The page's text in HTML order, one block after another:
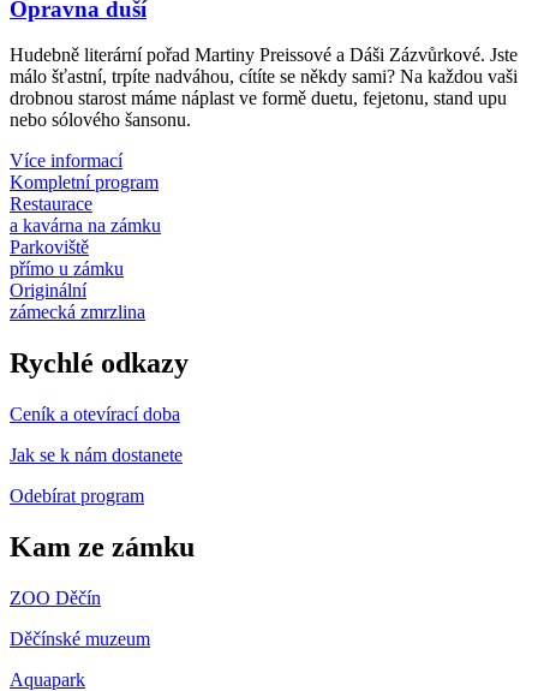
Opravna duší
Hudebně literární pořad Martiny Preissové a Dáši Zázvůrkové. Jste
málo šťastní, trpíte nadváhou, cítíte se někdy sami? Na každou vaši
drobnou starost máme náplast ve formě duetu, fejetonu, stand upu
nebo sólového šansonu.
Více informací
Kompletní program
Restaurace
a kavárna na zámku
Parkoviště
přímo u zámku
Originální
zámecká zmrzlina
Rychlé odkazy
Ceník a otevírací doba
Jak se k nám dostanete
Odebírat program
Kam ze zámku
ZOO Děčín
Děčínské muzeum
Aquapark